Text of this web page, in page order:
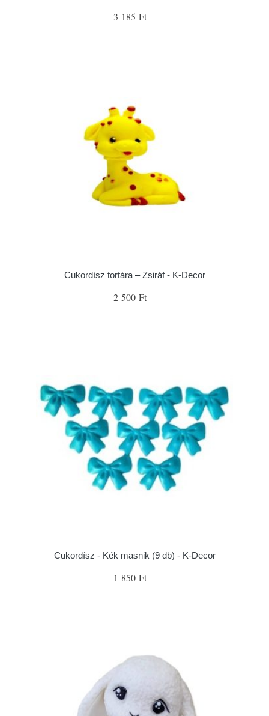
3 185 Ft
Cukordísz tortára – Zsiráf - K-Decor
2 500 Ft
Cukordísz - Kék masnik (9 db) - K-Decor
1 850 Ft